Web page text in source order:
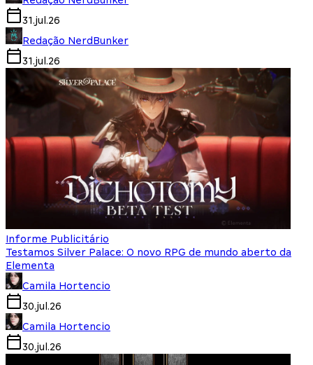
31.jul.26
Redação NerdBunker
31.jul.26
Informe Publicitário
Testamos Silver Palace: O novo RPG de mundo aberto da
Elementa
Camila Hortencio
30.jul.26
Camila Hortencio
30.jul.26